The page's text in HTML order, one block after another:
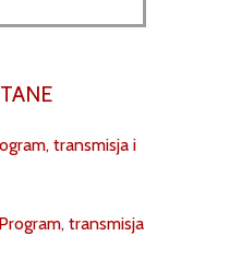
transmisja i
transmisja